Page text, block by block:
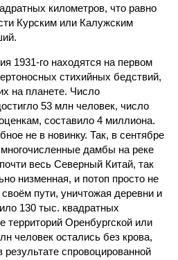
километров, что равно
Курским или Калужским
1931-го находятся на первом
стихийных бедствий,
на планете. Число
53 млн человек, число
составило 4 миллиона.
не в новинку. Так, в сентябре
дамбы на реке
весь Северный Китай, так
низменная, и потоп просто не
пути, уничтожая деревни и
130 тыс. квадратных
территорий Оренбургской или
человек остались без крова,
спровоцированной